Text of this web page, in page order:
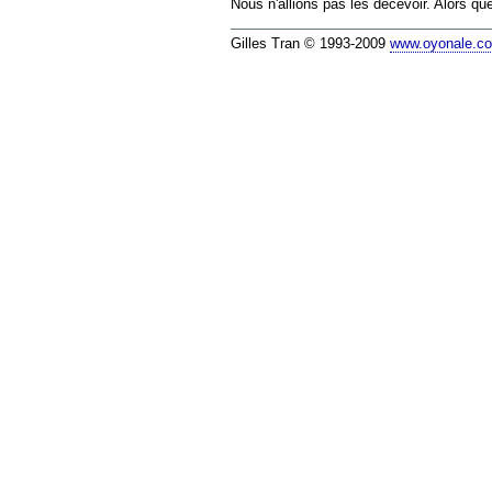
Nous n'allions pas les décevoir. Alors
Gilles Tran © 1993-2009